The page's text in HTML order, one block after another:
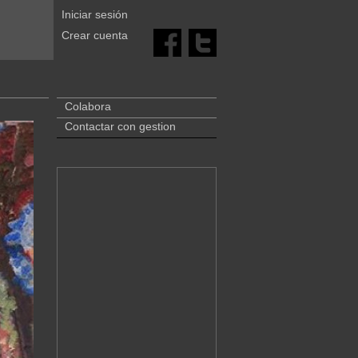
Iniciar sesión
Crear cuenta
Colabora
Contactar con gestion